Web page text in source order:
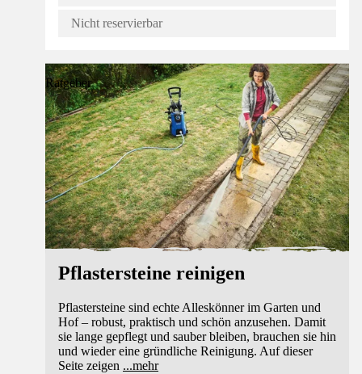
Nicht reservierbar
Ratgeber
Pflastersteine reinigen
Pflastersteine sind echte Alleskönner im Garten und
Hof – robust, praktisch und schön anzusehen. Damit
sie lange gepflegt und sauber bleiben, brauchen sie hin
und wieder eine gründliche Reinigung. Auf dieser
Seite zeigen ...mehr